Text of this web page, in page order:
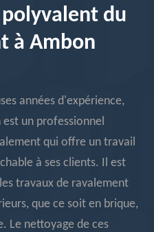
du
à Ambon
années d'expérience,
un professionnel
qui offre un travail
à ses clients. Il est
travaux de ravalement
que ce soit en brique,
Le nettoyage de ces